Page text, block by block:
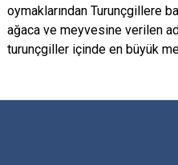
oymaklarından Turunçgillere
ağaca ve meyvesine verilen
turunçgiller içinde en büyük